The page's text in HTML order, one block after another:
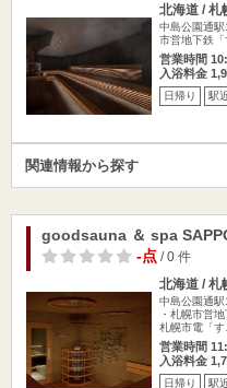
北海道 / 札
中島公園通
市営地下鉄
営業時間
入浴料金
日帰り 駅
関連情報から探す
goodsauna ＆ spa
-点/ 0 件
北海道 / 札
中島公園通
・札幌市営
札幌市電「す
営業時間
入浴料金
日帰り 駅